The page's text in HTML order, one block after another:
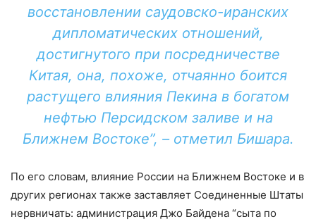
восстановлении саудовско-иранских
дипломатических отношений,
достигнутого при посредничестве
Китая, она, похоже, отчаянно боится
растущего влияния Пекина в богатом
нефтью Персидском заливе и на
Ближнем Востоке”, – отметил Бишара.
По его словам, влияние России на Ближнем Востоке и в
других регионах также заставляет Соединенные Штаты
нервничать: администрация Джо Байдена “сыта по